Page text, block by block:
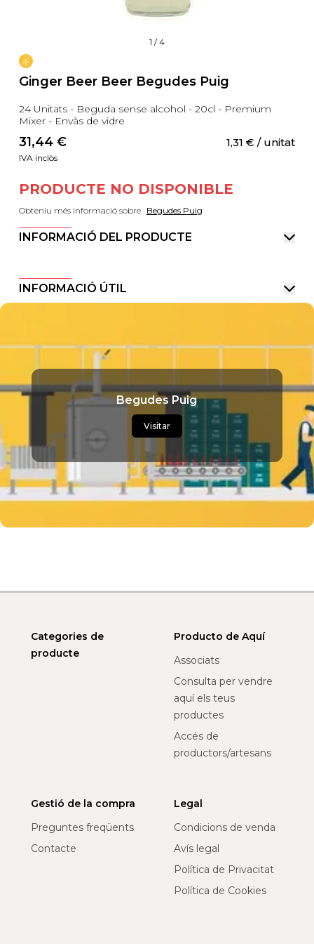
1 /4
Ginger Beer Beer Begudes Puig
24 Unitats - Beguda sense alcohol - 20cl - Premium
Mixer - Envàs de vidre
31,44 € 1,31 € / unitat
IVA inclòs
PRODUCTE NO DISPONIBLE
Obteniu més informació sobre Begudes Puig
INFORMACIÓ DEL PRODUCTE
INFORMACIÓ ÚTIL
Begudes Puig
Visitar
Categories de
producte
Producto de Aquí
Associats
Consulta per vendre
aquí els teus
productes
Accés de
productors/artesans
Gestió de la compra
Preguntes freqüents
Contacte
Legal
Condicions de venda
Avís legal
Política de Privacitat
Política de Cookies